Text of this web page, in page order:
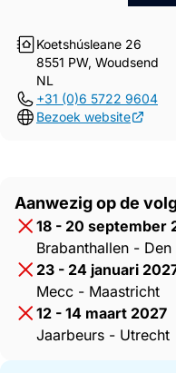
Koetshúsleane 26
8551 PW, Woudsend
NL
+31 (0)6 5722 9604
Bezoek website
Aanwezig op de
18 - 20 september
Brabanthallen - Den
23 - 24 januari
Mecc - Maastricht
12 - 14 maart 2027
Jaarbeurs - Utrecht